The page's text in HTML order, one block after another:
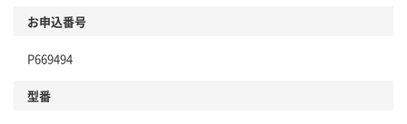
お申込番号
P669494
型番